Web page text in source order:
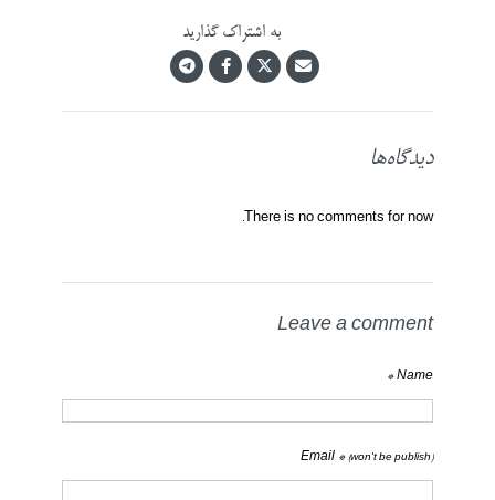
به اشتراک گذارید
دیدگاه‌ها
There is no comments for now.
Leave a comment
Name *
Email * (won't be publish)